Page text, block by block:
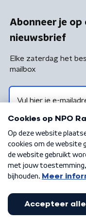
Abonneer je op
nieuwsbrief
Elke zaterdag het
mailbox
Algemene